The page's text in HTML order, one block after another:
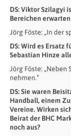
DS: Viktor Szilagyi
Bereichen
Jörg Föste: „In der
DS: Wird es Ersatz
Sebastian Hinze
Jörg Föste:
nehmen.“
DS: Sie waren
Handball, einem
Vereine. Wirken
Beirat der BHC
noch aus?